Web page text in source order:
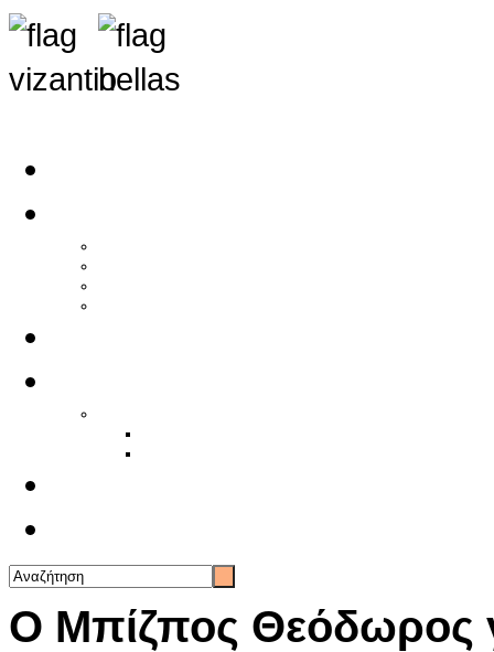
Ο Μπίζπος Θεόδωρος